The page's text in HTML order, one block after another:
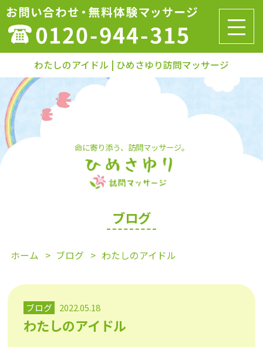
わたしのアイドル | ひめさゆり訪問マッサージ
命に寄り添う、訪問マッサージ。
ブログ
ホーム ブログ わたしのアイドル
ブログ 2022.05.18
わたしのアイドル